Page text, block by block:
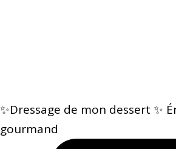
✨Dressage de mon dessert ✨
gourmand